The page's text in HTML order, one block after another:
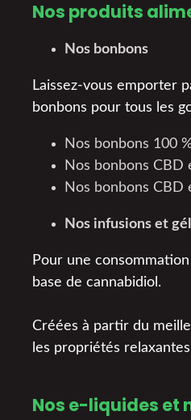
Nos produits
Nos bonbons
Laissez-vous emporter
bonbons pour tous les
Nos bonbons 100
Nos bonbons
Nos bonbons CBD
Nos infusions et
Pour une
base de cannabidiol.
Créées à partir du
les propriétés
Nos e-liquides et